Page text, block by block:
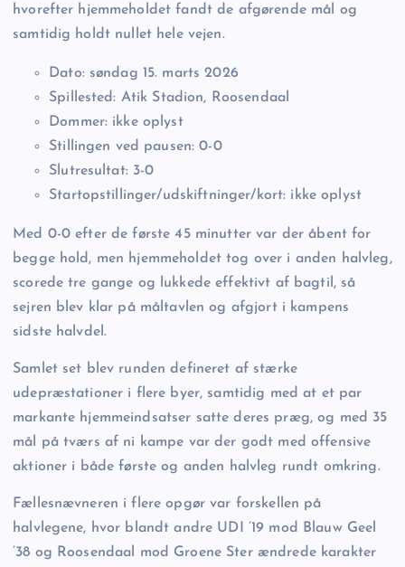
hvorefter hjemmeholdet fandt de afgørende mål og
samtidig holdt nullet hele vejen.
Dato: søndag 15. marts 2026
Spillested: Atik Stadion, Roosendaal
Dommer: ikke oplyst
Stillingen ved pausen: 0-0
Slutresultat: 3-0
Startopstillinger/udskiftninger/kort: ikke oplyst
Med 0-0 efter de første 45 minutter var der åbent for
begge hold, men hjemmeholdet tog over i anden halvleg,
scorede tre gange og lukkede effektivt af bagtil, så
sejren blev klar på måltavlen og afgjort i kampens
sidste halvdel.
Samlet set blev runden defineret af stærke
udepræstationer i flere byer, samtidig med at et par
markante hjemmeindsatser satte deres præg, og med 35
mål på tværs af ni kampe var der godt med offensive
aktioner i både første og anden halvleg rundt omkring.
Fællesnævneren i flere opgør var forskellen på
halvlegene, hvor blandt andre UDI ’19 mod Blauw Geel
’38 og Roosendaal mod Groene Ster ændrede karakter